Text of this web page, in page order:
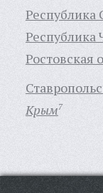
Республика
Республика
Ростовская
Крым7